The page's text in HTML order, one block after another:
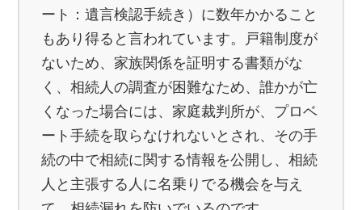
ート：遺言検認手続き）に数年かかること
もあり得ると言われています。戸籍制度が
ないため、家族関係を証明する書類がな
く、相続人の調査が困難なため、誰かが亡
くなった場合には、家庭裁判所が、プロベ
ート手続を取らなけれないとされ、その手
続の中で相続に関する情報を公開し、相続
人と主張する人に名乗りでる機会を与え